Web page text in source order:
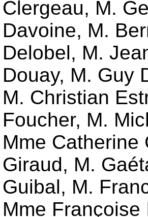
Clergeau, M.
Davoine, M.
Delobel, M.
Douay, M. Guy
M. Christian
Foucher, M.
Mme
Giraud, M.
Guibal, M.
Mme Françoise